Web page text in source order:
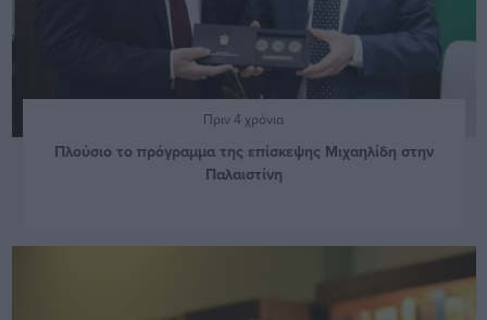
Πριν 4 χρόνια
Πλούσιο το πρόγραμμα της επίσκεψης Μιχαηλίδη στην
Παλαιστίνη